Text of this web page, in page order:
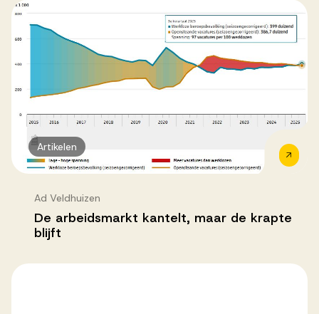
Artikelen
Ad Veldhuizen
De arbeidsmarkt kantelt, maar de krapte
blijft